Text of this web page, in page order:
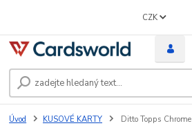
CZK
Úvod KUSOVÉ KARTY Ditto Topps Chrome